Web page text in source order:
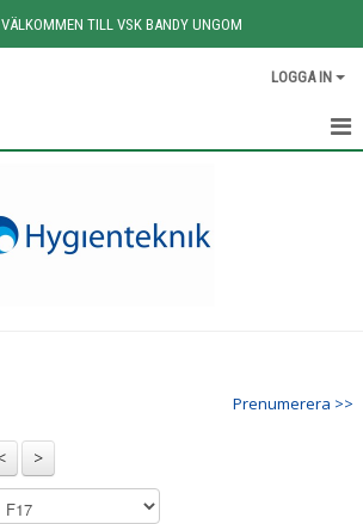
VÄLKOMMEN TILL VSK BANDY UNGOM
LOGGA IN
Prenumerera >>